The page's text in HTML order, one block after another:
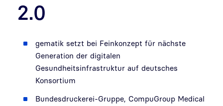
2.0
gematik setzt bei Feinkonzept für nächste
Generation der digitalen
Gesundheitsinfrastruktur auf deutsches
Konsortium
Bundesdruckerei-Gruppe, CompuGroup Medical